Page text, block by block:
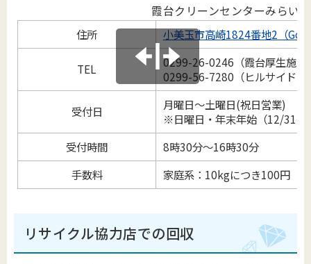
霞台クリーンセンターみらい
住所 小美玉市高崎1824番地2（
TEL
0299-26-0246（霞台厚生施設
0299-56-7280（ヒルサイドレ
受付日
月曜日～土曜日(祝日営業)
※日曜日・年末年始（12/31～
受付時間
8時30分～16時30分
手数料
家庭系：10kgにつき100円
リサイクル協力店での回収